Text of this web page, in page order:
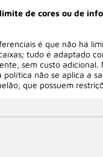
de cores ou de
é que não há
tudo é adaptado
sem custo adicional.
política não se aplica a
que possuem